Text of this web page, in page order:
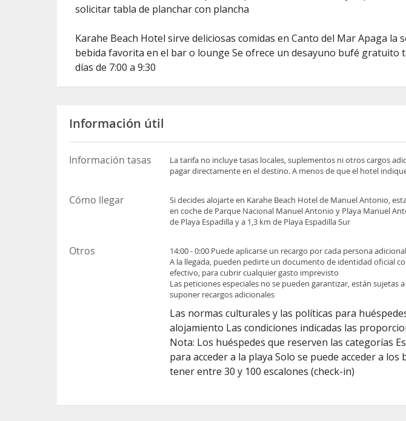
solicitar tabla de planchar con plancha
Karahe Beach Hotel sirve deliciosas comidas en Canto del Mar Apaga la
bebida favorita en el bar o lounge Se ofrece un desayuno bufé gratuito
días de 7:00 a 9:30
Información útil
Información tasas
La tarifa no incluye tasas locales, suplementos ni otros cargos
pagar directamente en el destino. A menos de que el hotel
Cómo llegar
Si decides alojarte en Karahe Beach Hotel de Manuel Antonio,
en coche de Parque Nacional Manuel Antonio y Playa Manuel
de Playa Espadilla y a 1,3 km de Playa Espadilla Sur
Otros
14:00 - 0:00 Puede aplicarse un recargo por cada persona
A la llegada, pueden pedirte un documento de identidad oficial
efectivo, para cubrir cualquier gasto imprevisto
Las peticiones especiales no se pueden garantizar, están
suponer recargos adicionales
Las normas culturales y las políticas para
alojamiento Las condiciones indicadas las
Nota: Los huéspedes que reserven las categorías
para acceder a la playa Solo se puede acceder a
tener entre 30 y 100 escalones (check-in)